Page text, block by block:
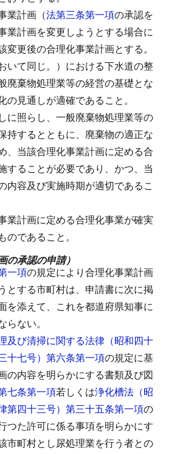
業計画（法第三条第一項の承認を
業計画を変更しようとする場合に
変更後の合理化事業計画とする。
いて同じ。）における下水道の整
廃棄物処理業等の経営の基礎とな
の見通しが適確であること。
に照らし、一般廃棄物処理業等の
持するとともに、廃棄物の適正な
、当該合理化事業計画に定める合
することが必要であり、かつ、当
内容及び実施時期が適切であるこ
業計画に定める合理化事業が確実
のであること。
の承認の申請）
一項の規定により合理化事業計画
とする市町村は、申請書に次に掲
を添えて、これを都道府県知事に
ない。
及び清掃に関する法律（昭和四十
十七号）第六条第一項の規定に基
の内容を明らかにする書類及び図
七条第一項若しくは浄化槽法（昭
第四十三号）第三十五条第一項の
つた許可に係る事項を明らかにす
市町村とし尿処理業を行う者との